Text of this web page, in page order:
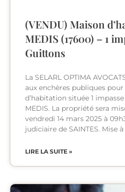
(VENDU) Maison
MEDIS (17600) – 1
Guittons
La SELARL OPTIMA
aux enchères publiques
d’habitation située 1
MEDIS. La propriété sera
vendredi 14 mars 2025 à
judiciaire de SAINTES. Mise
LIRE LA SUITE »